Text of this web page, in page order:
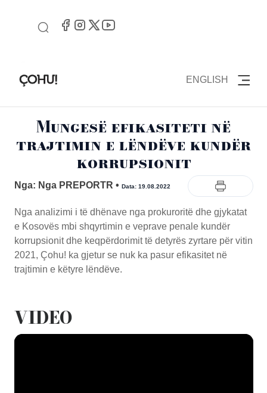
ENGLISH
Mungesë efikasiteti në
trajtimin e lëndëve kundër
korrupsionit
Nga: Nga PREPORTR • Data: 19.08.2022
Nga analizimi i të dhënave nga prokuroritë dhe gjykatat
e Kosovës mbi shqyrtimin e veprave penale kundër
korrupsionit dhe keqpërdorimit të detyrës zyrtare për vitin
2021, Çohu! ka gjetur se nuk ka pasur efikasitet në
trajtimin e këtyre lëndëve.
VIDEO